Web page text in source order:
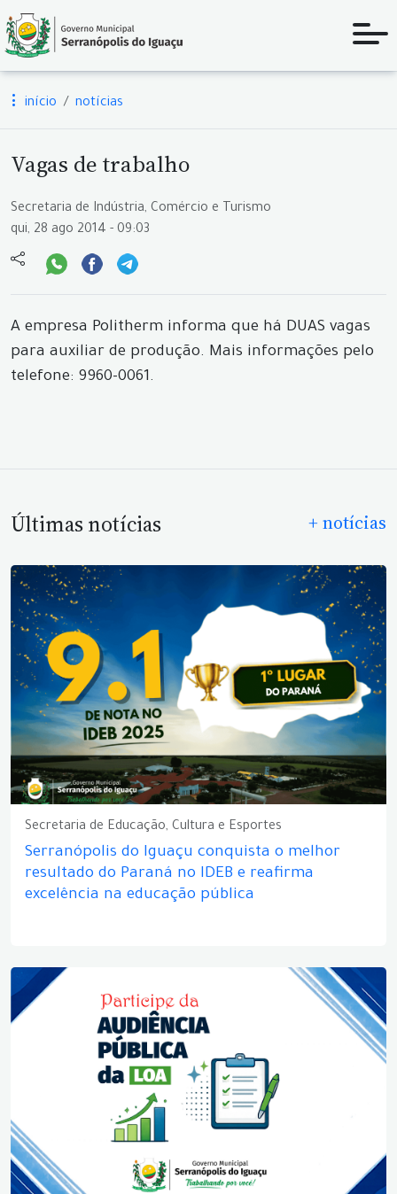
início notícias
Vagas de trabalho
Secretaria de Indústria, Comércio e Turismo
qui, 28 ago 2014 - 09:03
A empresa Politherm informa que há DUAS vagas
para auxiliar de produção. Mais informações pelo
telefone: 9960-0061.
Últimas notícias + notícias
Secretaria de Educação, Cultura e Esportes
Serranópolis do Iguaçu conquista o melhor
resultado do Paraná no IDEB e reafirma
excelência na educação pública